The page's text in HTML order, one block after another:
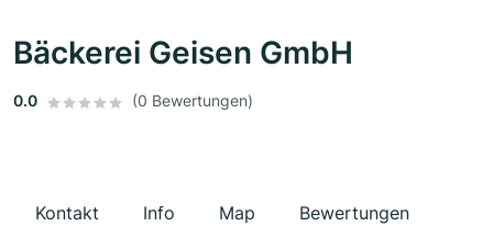
Bäckerei Geisen GmbH
0.0 (0 Bewertungen)
Kontakt Info Map Bewertungen